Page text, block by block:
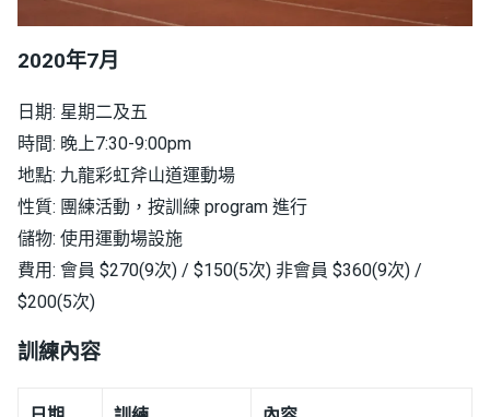
2020年7月
日期: 星期二及五
時間: 晚上7:30-9:00pm
地點: 九龍彩虹斧山道運動場
性質: 團練活動，按訓練 program 進行
儲物: 使用運動場設施
費用: 會員 $270(9次) / $150(5次) 非會員 $360(9次) /
$200(5次)
訓練內容